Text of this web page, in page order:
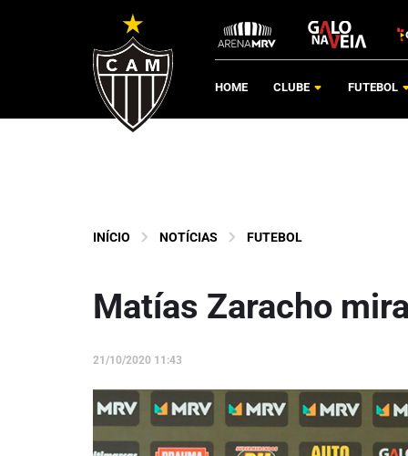
HOME CLUBE FUTEBOL
INÍCIO NOTÍCIAS FUTEBOL
Matías Zaracho
21/10/2020 11:43